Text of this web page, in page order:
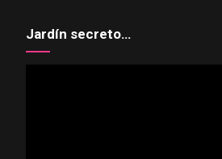
Jardín secreto…